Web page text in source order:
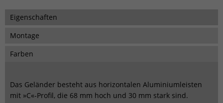
Eigenschaften
Montage
Farben
Das Geländer besteht aus horizontalen Aluminiumleisten
mit »C«-Profil, die 68 mm hoch und 30 mm stark sind.